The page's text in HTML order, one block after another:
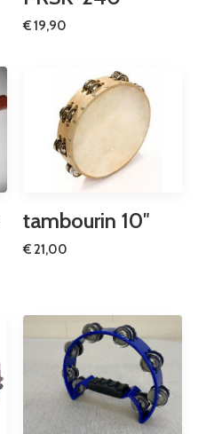
€19,90
tambourin 10″
€21,00